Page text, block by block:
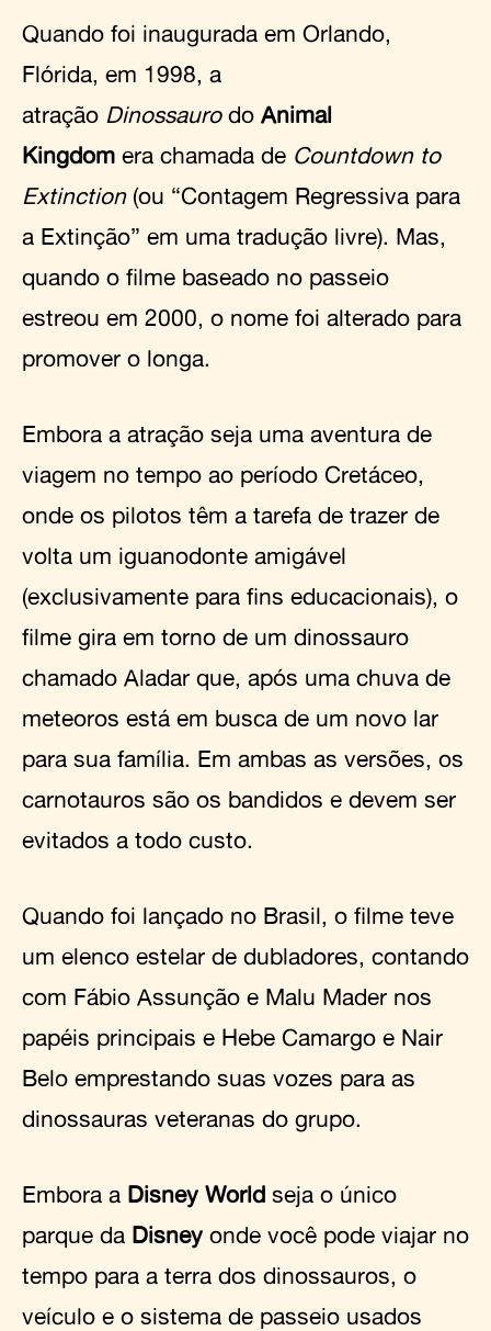
Quando foi inaugurada em Orlando,
Flórida, em 1998, a
atração Dinossaurodo Animal
Kingdom era chamada de Countdown to
Extinction(ou “Contagem Regressiva para
a Extinção” em uma tradução livre). Mas,
quando o filme baseado no passeio
estreou em 2000, o nome foi alterado para
promover o longa.
Embora a atração seja uma aventura de
viagem no tempo ao período Cretáceo,
onde os pilotos têm a tarefa de trazer de
volta um iguanodonte amigável
(exclusivamente para fins educacionais), o
filme gira em torno de um dinossauro
chamado Aladar que, após uma chuva de
meteoros está em busca de um novo lar
para sua família. Em ambas as versões, os
carnotauros são os bandidos e devem ser
evitados a todo custo.
Quando foi lançado no Brasil, o filme teve
um elenco estelar de dubladores, contando
com Fábio Assunção e Malu Mader nos
papéis principais e Hebe Camargo e Nair
Belo emprestando suas vozes para as
dinossauras veteranas do grupo.
Embora a Disney World seja o único
parque da Disney onde você pode viajar no
tempo para a terra dos dinossauros, o
veículo e o sistema de passeio usados